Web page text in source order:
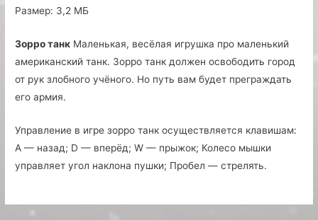
Размер: 3,2 МБ
Зорро танк Маленькая, весёлая игрушка про маленький
американский танк. Зорро танк должен освободить город
от рук злобного учёного. Но путь вам будет преграждать
его армия.
Управление в игре зорро танк осуществляется клавишам:
A — назад; D — вперёд; W — прыжок; Колесо мышки
управляет угол наклона пушки; Пробел — стрелять.